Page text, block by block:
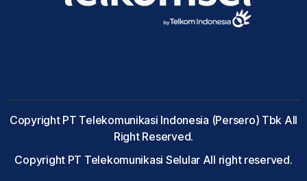
Copyright PT Telekomunikasi Indonesia (Persero) Tbk All
Right Reserved.
Copyright PT Telekomunikasi Selular All right reserved.